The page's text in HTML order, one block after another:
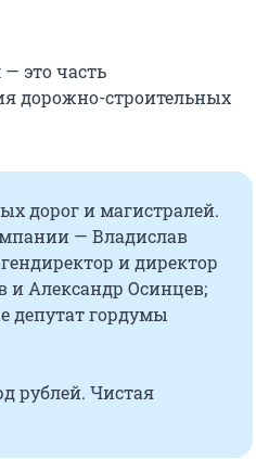
это часть
дорожно-строительных
дорог и магистралей.
— Владислав
и директор
и Александр Осинцев;
депутат гордумы
рублей. Чистая